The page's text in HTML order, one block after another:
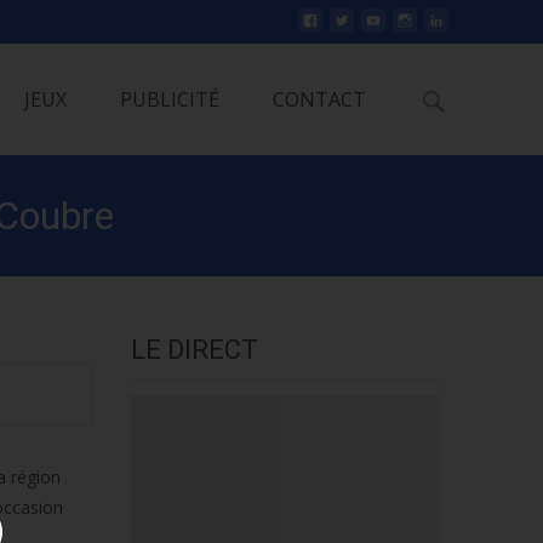
JEUX PUBLICITÉ CONTACT
région
LE DIRECT